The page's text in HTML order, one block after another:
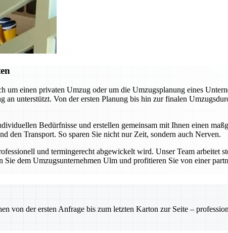
einen privaten Umzug oder um die Umzugsplanung eines
unterstützt. Von der ersten Planung bis hin zur finalen
Bedürfnisse und erstellen gemeinsam mit Ihnen einen
den Transport. So sparen Sie nicht nur Zeit, sondern auch Nerven.
und termingerecht abgewickelt wird. Unser Team arbeitet
dem Umzugsunternehmen Ulm und profitieren Sie von einer
von der ersten Anfrage bis zum letzten Karton zur Seite –